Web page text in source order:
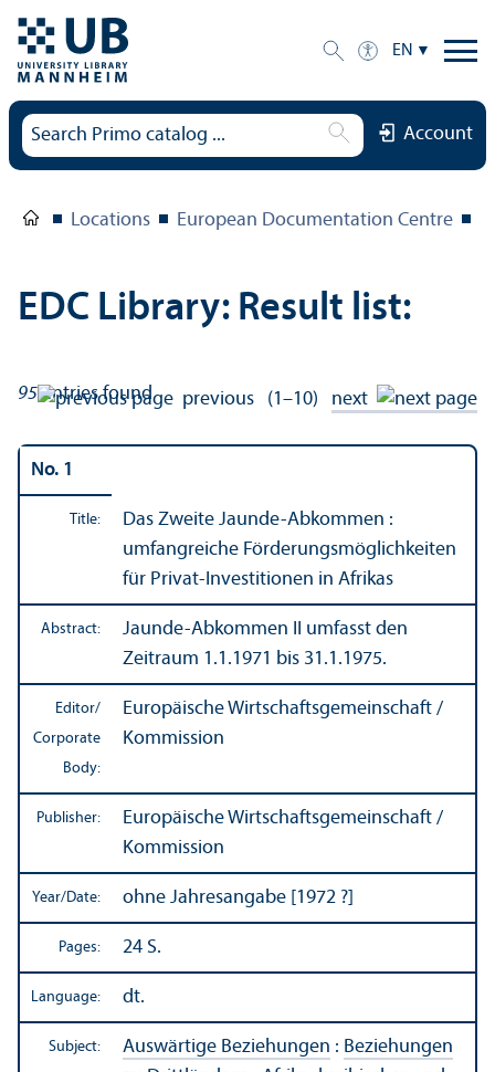
EN
Account
Locations European Documentation Centre
EDC Library: Result list:
95entries found previous (1–10) next
No. 1
Title:
Das Zweite Jaunde-Abkommen :
umfangreiche Förderungsmöglichkeiten
für Privat-Investitionen in Afrikas
Abstract:
Jaunde-Abkommen II umfasst den
Zeitraum 1.1.1971 bis 31.1.1975.
Editor/
Corporate
Body:
Europäische Wirtschaftsgemeinschaft /
Kommission
Publisher:
Europäische Wirtschaftsgemeinschaft /
Kommission
Year/Date: ohne Jahresangabe [1972 ?]
Pages: 24 S.
Language: dt.
Subject: Auswärtige Beziehungen : Beziehungen